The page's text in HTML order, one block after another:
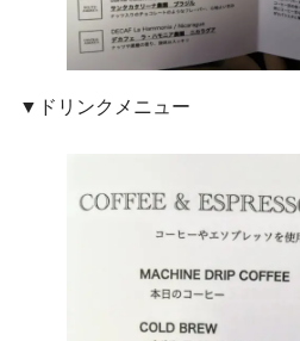
▼ドリンクメニュー